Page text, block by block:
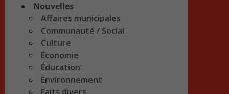
Nouvelles
Affaires municipales
Communauté / Social
Culture
Économie
Éducation
Environnement